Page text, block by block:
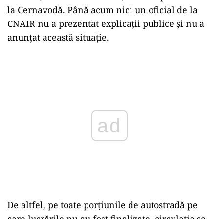
la Cernavodă. Până acum nici un oficial de la
CNAIR nu a prezentat explicații publice și nu a
anunțat această situație.
De altfel, pe toate porțiunile de autostradă pe